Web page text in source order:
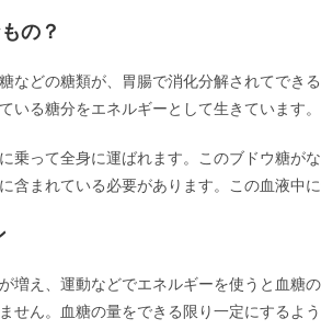
の？
などの糖類が、胃腸で消化分解されてでき
いる糖分をエネルギーとして生きています。
乗って全身に運ばれます。このブドウ糖が
含まれている必要があります。この血液中
増え、運動などでエネルギーを使うと血糖
せん。血糖の量をできる限り一定にするよ